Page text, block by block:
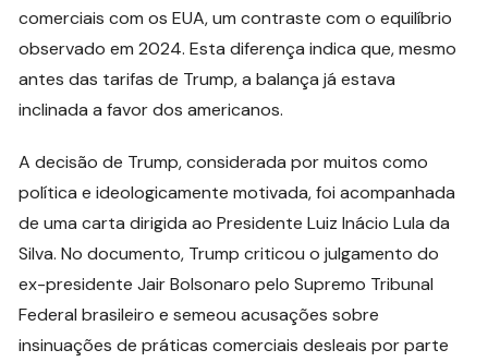
comerciais com os EUA, um contraste com o equilíbrio
observado em 2024. Esta diferença indica que, mesmo
antes das tarifas de Trump, a balança já estava
inclinada a favor dos americanos.
A decisão de Trump, considerada por muitos como
política e ideologicamente motivada, foi acompanhada
de uma carta dirigida ao Presidente Luiz Inácio Lula da
Silva. No documento, Trump criticou o julgamento do
ex-presidente Jair Bolsonaro pelo Supremo Tribunal
Federal brasileiro e semeou acusações sobre
insinuações de práticas comerciais desleais por parte